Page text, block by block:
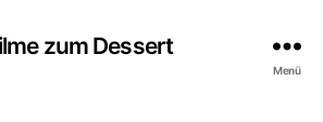
zum Dessert
Menü